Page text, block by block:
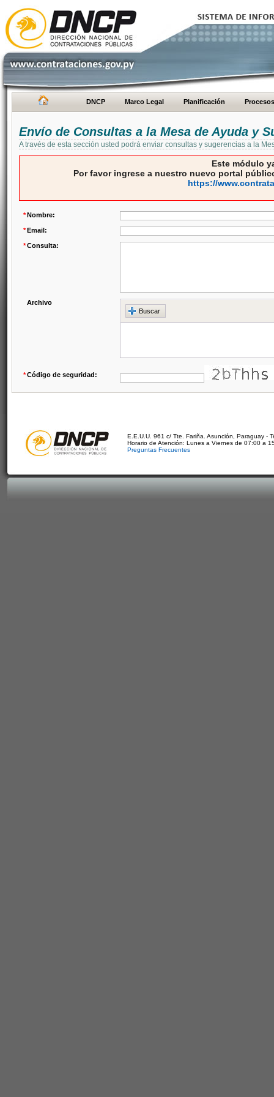
DNCP Marco Legal Planificación Procesos
Envío de Consultas a la Mesa de Ayuda y
A través de esta sección usted podrá enviar consultas y sugerencias a la
Este módulo
Por favor ingrese a nuestro nuevo portal
https://
*Nombre:
*Email:
*Consulta:
Archivo
Buscar
*Código de seguridad:
E.E.U.U. 961 c/ Tte. Fariña. Asunción, Paraguay -
Horario de Atención: Lunes a Viernes de 07:00 a
Preguntas Frecuentes